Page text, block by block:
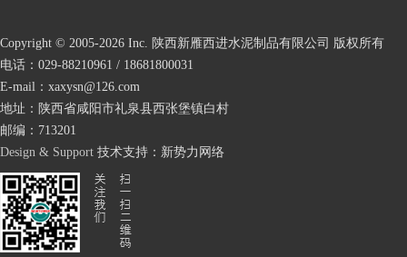
Copyright © 2005-2026 Inc. 陕西新雁西进水泥制品有限公司 版权所有
电话：029-88210961 / 18681800031
E-mail：xaxysn@126.com
地址：陕西省咸阳市礼泉县西张堡镇白村
邮编：713201
Design & Support 技术支持： 新势力网络